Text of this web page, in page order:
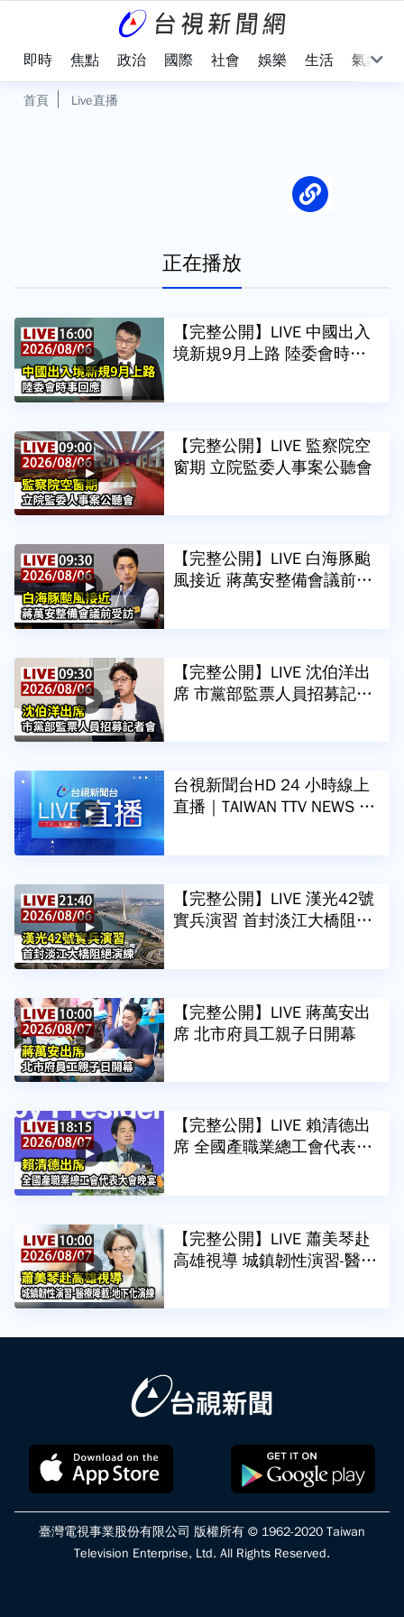
即時 焦點 政治 國際 社會 娛樂 生活 氣象
首頁 Live直播
正在播放
【完整公開】LIVE 中國出入
境新規9月上路 陸委會時事
【完整公開】LIVE 監察院空
窗期 立院監委人事案公聽會
【完整公開】LIVE 白海豚颱
風接近 蔣萬安整備會議前受
【完整公開】LIVE 沈伯洋出
席 市黨部監票人員招募記者
台視新聞台HD 24 小時線上
直播｜TAIWAN TTV NEWS H
【完整公開】LIVE 漢光42號
實兵演習 首封淡江大橋阻絕
【完整公開】LIVE 蔣萬安出
席 北市府員工親子日開幕
【完整公開】LIVE 賴清德出
席 全國產職業總工會代表大
【完整公開】LIVE 蕭美琴赴
高雄視導 城鎮韌性演習-醫療
臺灣電視事業股份有限公司 版權所有 © 1962-2020 Taiwan
Television Enterprise, Ltd. All Rights Reserved.